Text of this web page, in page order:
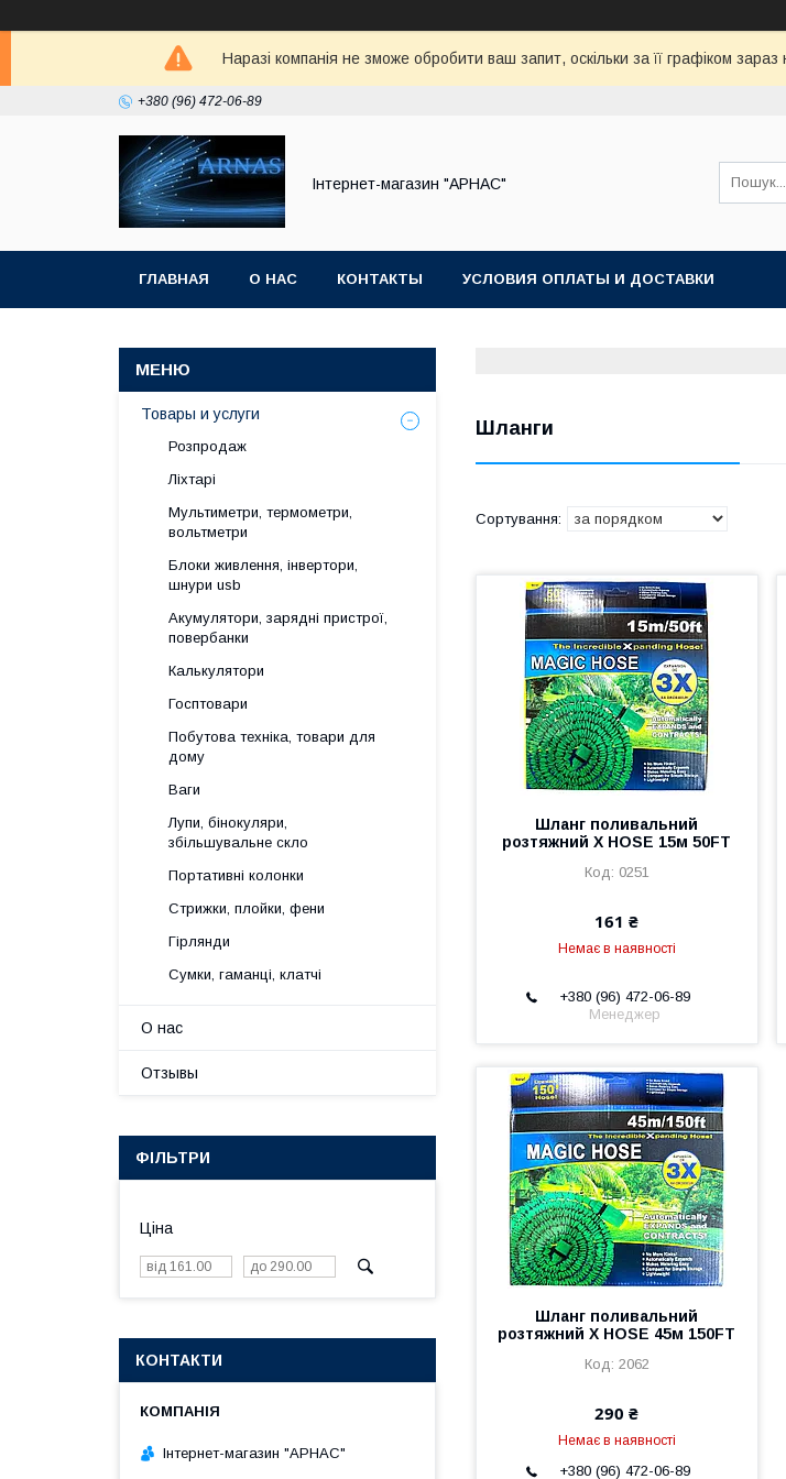
Наразі компанія не зможе обробити ваш запит, оскільки за її графіком
+380 (96) 472-06-89
Інтернет-магазин "АРНАС"
ГЛАВНАЯ О НАС КОНТАКТЫ УСЛОВИЯ ОПЛАТЫ И ДОСТАВКИ
Шланги
Шланг поливальний
розтяжний X HOSE 15м 50FT
0251
161 ₴
Немає в наявності
+380 (96) 472-06-89
Менеджер
Шланг поливальний
розтяжний X HOSE 45м 150FT
2062
290 ₴
Немає в наявності
+380 (96) 472-06-89
Товары и услуги
Розпродаж
Ліхтарі
Мультиметри, термометри,
вольтметри
Блоки живлення, інвертори,
шнури usb
Акумулятори, зарядні пристрої,
повербанки
Калькулятори
Госптовари
Побутова техніка, товари для
дому
Ваги
Лупи, бінокуляри,
збільшувальне скло
Портативні колонки
Стрижки, плойки, фени
Гірлянди
Сумки, гаманці, клатчі
О нас
Отзывы
ФІЛЬТРИ
Ціна
КОНТАКТИ
Інтернет-магазин "АРНАС"